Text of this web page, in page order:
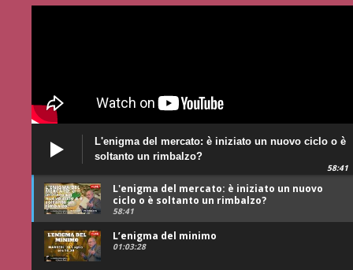
L'enigma del mercato: è iniziato un nuovo ciclo o è
soltanto un rimbalzo?
58:41
L'enigma del mercato: è iniziato un nuovo
ciclo o è soltanto un rimbalzo?
58:41
L’enigma del minimo
01:03:28